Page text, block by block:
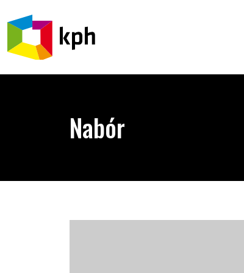
PRZEJDŹ DO TREŚCI
Nabór